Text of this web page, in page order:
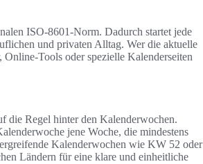
ISO-8601-Norm. Dadurch startet jede
und privaten Alltag. Wer die aktuelle
Tools oder spezielle Kalenderseiten
die Regel hinter den Kalenderwochen.
jene Woche, die mindestens
Kalenderwochen wie KW 52 oder
Ländern für eine klare und einheitliche